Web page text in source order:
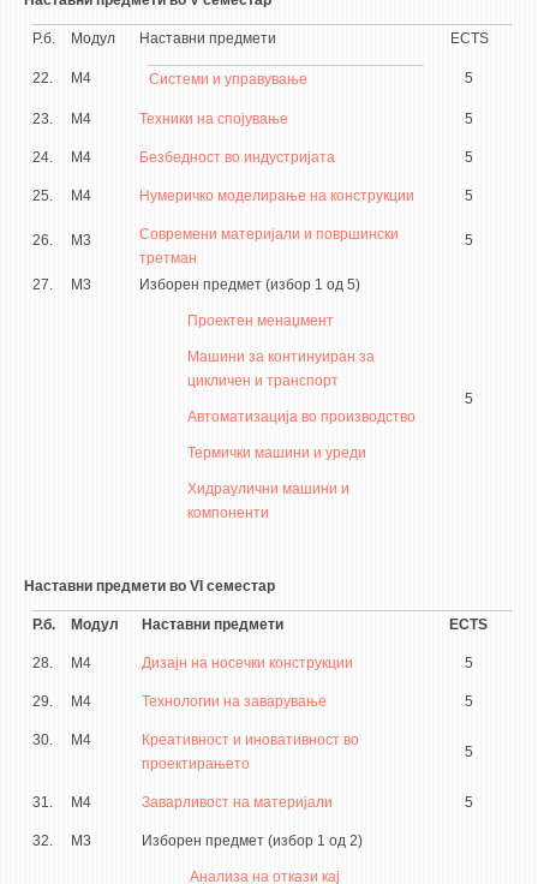
Р.б. Модул Наставни предмети ECTS
22. М4 Системи и управување 5
23. М4 Техники на спојување 5
24. М4 Безбедност во индустријата 5
25. М4 Нумеричко моделирање на конструкции 5
26. М3
Современи материјали и површински
третман
5
27. М3 Изборен предмет (избор 1 од 5)
Проектен менаџмент
Машини за континуиран за
цикличен и транспорт
Автоматизација во производство
Термички машини и уреди
Хидраулични машини и
компоненти
5
Наставни предмети во VI семестар
Р.б. Модул Наставни предмети ECTS
28. М4 Дизајн на носечки конструкции 5
29. М4 Технологии на заварување 5
30. М4
Креативност и иновативност во
проектирањето
5
31. М4 Заварливост на материјали 5
32. М3 Изборен предмет (избор 1 од 2)
Анализа на откази кај